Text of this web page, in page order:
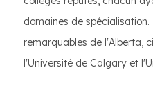
domaines de
remarquables de l'Alberta,
l'Université de Calgary et